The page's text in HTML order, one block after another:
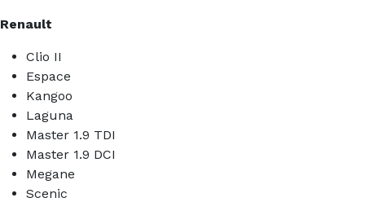
Renault
Clio II
Espace
Kangoo
Laguna
Master 1.9 TDI
Master 1.9 DCI
Megane
Scenic